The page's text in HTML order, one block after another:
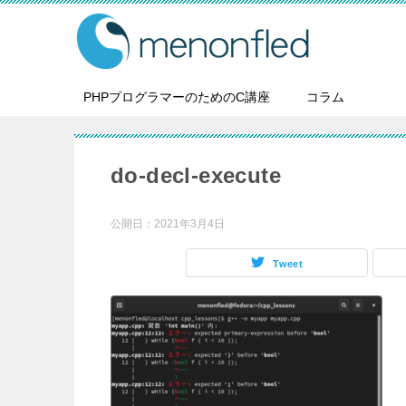
PHPプログラマーのためのC講座 コラム
do-decl-execute
公開日： 2021年3月4日
Tweet